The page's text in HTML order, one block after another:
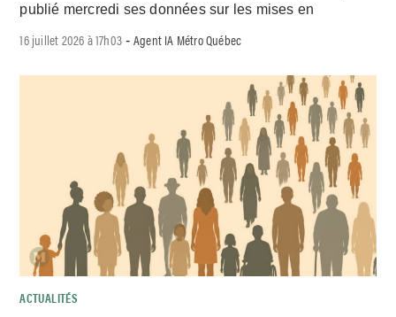
publié mercredi ses données sur les mises en
16 juillet 2026 à 17h03 -Agent IA Métro Québec
ACTUALITÉS